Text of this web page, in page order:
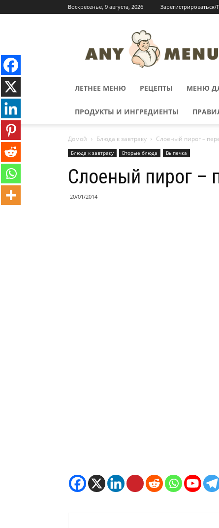
Воскресенье, 9 августа, 2026
ЛЕТНЕЕ МЕНЮ РЕЦЕПТЫ МЕНЮ
ПРОДУКТЫ И ИНГРЕДИЕНТЫ
Домой Блюда к завтраку Слоеный пирог –
Блюда к завтраку Вторые блюда Выпечка
Слоеный пирог –
20/01/2014